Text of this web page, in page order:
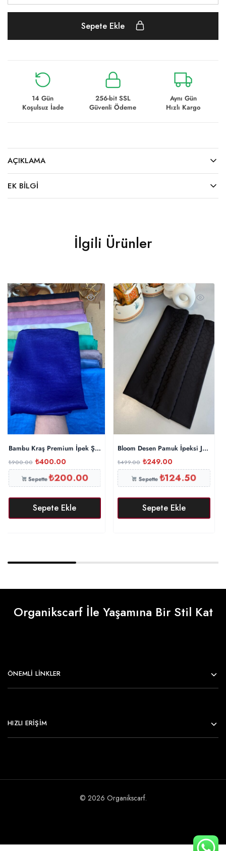
Sepete Ekle
14 Gün
Koşulsuz İade
256-bit SSL
Güvenli Ödeme
Aynı Gün
Hızlı Kargo
AÇIKLAMA
EK BILGI
İlgili Ürünler
Bambu Kraş Premium İpek Şal – Morcivert
₺900.00 ₺400.00
Sepette₺200.00
Sepete Ekle
Bloom Desen Pamuk İpeksi Jakar
₺499.00 ₺249.00
Sepette₺124.50
Sepete Ekle
Organikscarf İle Yaşamına Bir Stil Kat
ÖNEMLI LINKLER
HIZLI ERİŞİM
© 2026 Organikscarf.